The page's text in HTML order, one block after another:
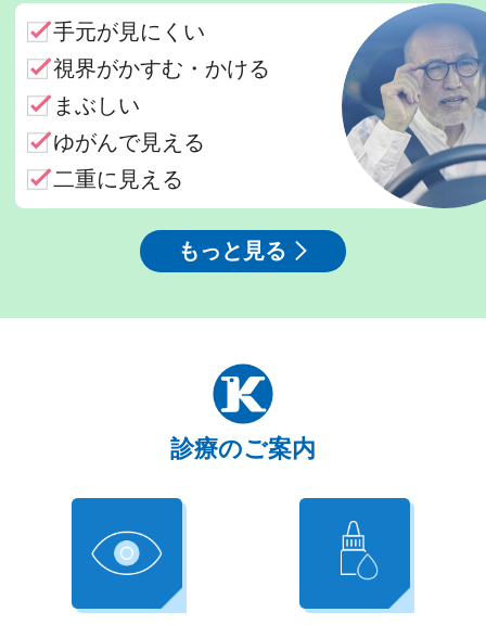
手元が見にくい
視界がかすむ・かける
まぶしい
ゆがんで見える
二重に見える
もっと見る
診療のご案内